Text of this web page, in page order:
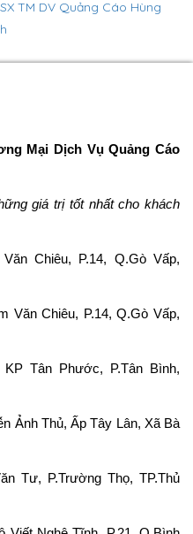
Mại Dịch Vụ Quảng Cáo
giá trị tốt nhất cho khách
Văn Chiêu, P.14, Q.Gò Vấp,
Văn Chiêu, P.14, Q.Gò Vấp,
Tân Phước, P.Tân Bình,
Ảnh Thủ, Ấp Tây Lân, Xã Bà
Tư, P.Trường Thọ, TP.Thủ